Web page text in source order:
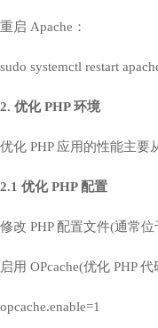
重启 Apache：
sudo systemctl restart
2. 优化 PHP 环境
优化 PHP 应用的性能主要
2.1 优化 PHP 配置
修改 PHP 配置文件(通常
启用 OPcache(优化 PHP
opcache.enable=1